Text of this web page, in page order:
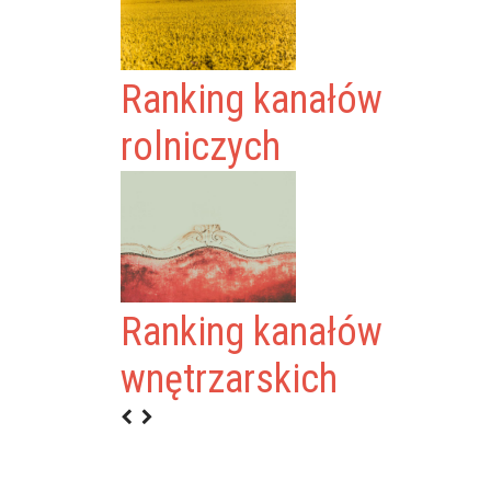
Ranking kanałów
rolniczych
Ranking kanałów
wnętrzarskich